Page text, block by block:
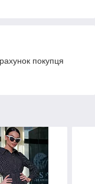
покупця